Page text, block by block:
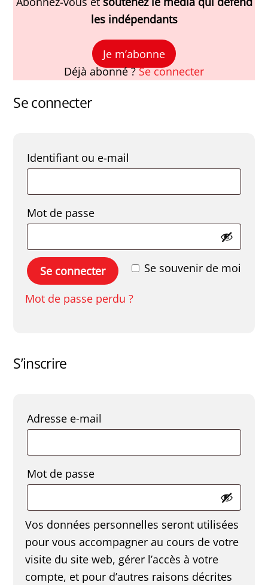
les indépendants
Je m’abonne
Déjà abonné ?Se connecter
Se connecter
Identifiant ou e-mail
Mot de passe
Se souvenir de moi
Se connecter
Mot de passe perdu ?
S’inscrire
Adresse e-mail
Mot de passe
Vos données personnelles seront utilisées
pour vous accompagner au cours de votre
visite du site web, gérer l’accès à votre
compte, et pour d’autres raisons décrites